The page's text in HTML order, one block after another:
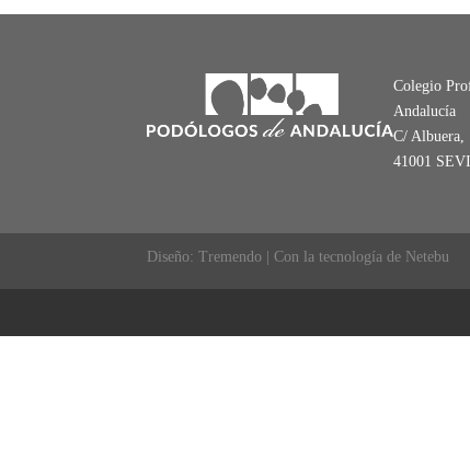
Colegio
Andalucía
C/ Albuera,
41001
Diseño: Tremendo | Con la tecnología de Netebu